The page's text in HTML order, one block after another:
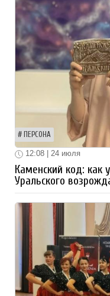
ПЕРСОНА
12:08 | 24 июля
Каменский код: как
Уральского